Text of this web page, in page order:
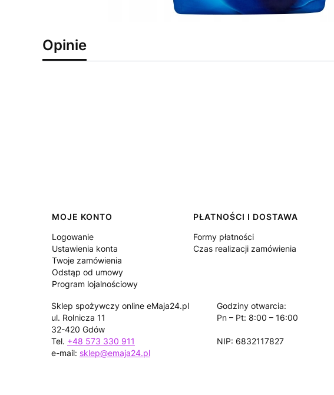
Opinie
Linki w stopce
MOJE KONTO
Logowanie
Ustawienia konta
Twoje zamówienia
Odstąp od umowy
Program lojalnościowy
PŁATNOŚCI I DOSTAWA
Formy płatności
Czas realizacji zamówienia
Sklep spożywczy online eMaja24.pl
ul. Rolnicza 11
32-420 Gdów
Tel. +48 573 330 911
e-mail: sklep@emaja24.pl
Godziny otwarcia:
Pn – Pt: 8:00 – 16:00
NIP: 6832117827